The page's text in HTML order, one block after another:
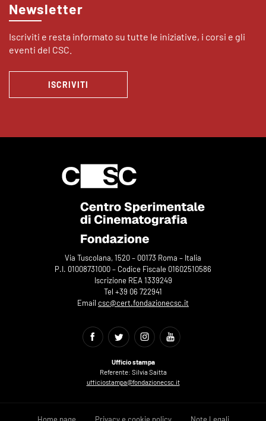
Newsletter
Iscriviti e resta informato su tutte le iniziative, i corsi e gli
eventi del CSC.
ISCRIVITI
Via Tuscolana, 1520 – 00173 Roma – Italia
P.I. 01008731000 – Codice Fiscale 01602510586
Iscrizione REA 1339249
Tel +39 06 722941
Email csc@cert.fondazionecsc.it
Ufficio stampa
Referente: Silvia Saitta
ufficiostampa@fondazionecsc.it